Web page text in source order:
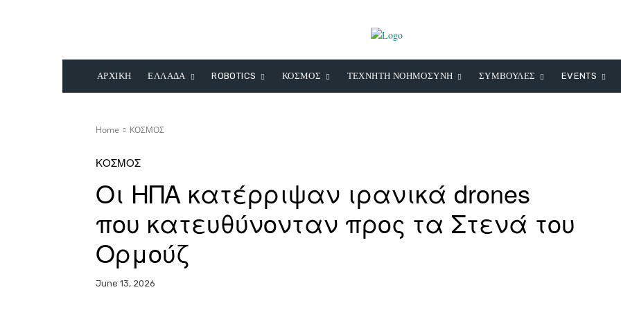
ΑΡΧΙΚΗ ΕΛΛΑΔΑ ROBOTICS ΚΟΣΜΟΣ ΤΕΧΝΗΤΗ ΝΟΗΜΟΣΥΝΗ ΣΥΜΒΟΥΛΕΣ EVENTS
Home ΚΟΣΜΟΣ
ΚΟΣΜΟΣ
Οι ΗΠΑ κατέρριψαν ιρανικά drones
που κατευθύνονταν προς τα Στενά του
Ορμούζ
June 13, 2026